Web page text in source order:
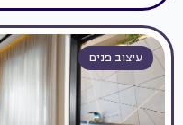
עיצוב פנים